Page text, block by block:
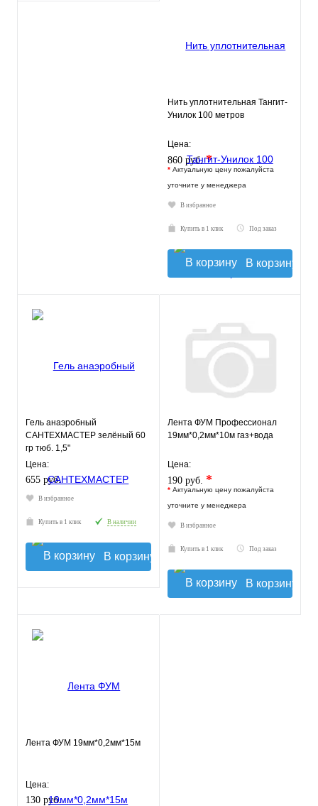
Нить уплотнительная Тангит-
Унилок 100 метров
Цена:
860 руб.*
* Актуальную цену пожалуйста
уточните у менеджера
В избранное
Купить в 1 клик Под заказ
В корзину
Гель анаэробный
САНТЕХМАСТЕР зелёный 60
гр тюб. 1,5"
Цена:
655 руб.
В избранное
Купить в 1 клик В наличии
В корзину
Лента ФУМ Профессионал
19мм*0,2мм*10м газ+вода
Цена:
190 руб. *
* Актуальную цену пожалуйста
уточните у менеджера
В избранное
Купить в 1 клик Под заказ
В корзину
Лента ФУМ 19мм*0,2мм*15м
Цена:
130 руб.